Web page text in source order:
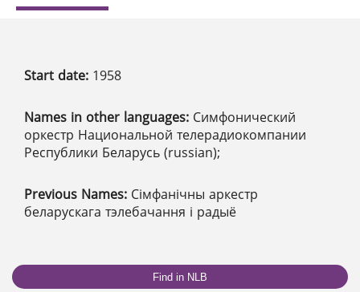
Start date: 1958
Names in other languages: Симфонический
оркестр Национальной телерадиокомпании
Республики Беларусь (russian);
Previous Names: Сімфанічны аркестр
беларускага тэлебачання і радыё
Find in NLB